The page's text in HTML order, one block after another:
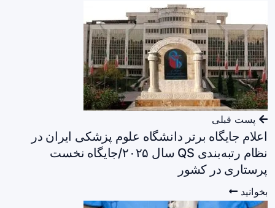
پست قبلی
اعلام جایگاه برتر دانشگاه علوم پزشکی ایران در
نظام رتبه‌بندی QS سال ۲۰۲۵/جایگاه نخست
پرستاری در کشور
بخوانید